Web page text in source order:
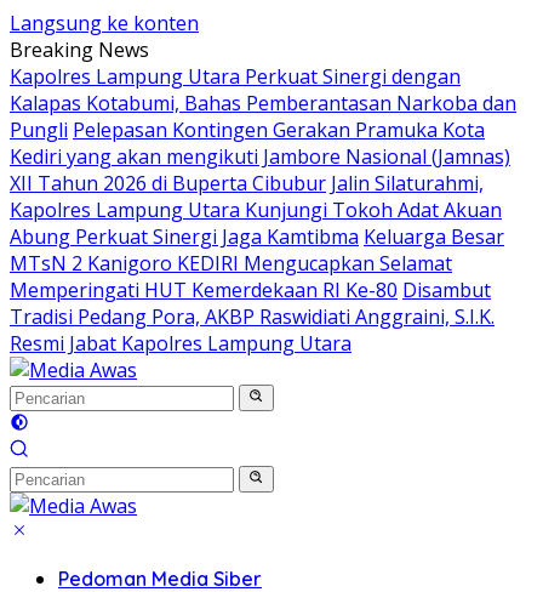
Langsung ke konten
Breaking News
Kapolres Lampung Utara Perkuat Sinergi dengan
Kalapas Kotabumi, Bahas Pemberantasan Narkoba dan
Pungli Pelepasan Kontingen Gerakan Pramuka Kota
Kediri yang akan mengikuti Jambore Nasional (Jamnas)
XII Tahun 2026 di Buperta Cibubur Jalin Silaturahmi,
Kapolres Lampung Utara Kunjungi Tokoh Adat Akuan
Abung Perkuat Sinergi Jaga Kamtibma Keluarga Besar
MTsN 2 Kanigoro KEDIRI Mengucapkan Selamat
Memperingati HUT Kemerdekaan RI Ke-80 Disambut
Tradisi Pedang Pora, AKBP Raswidiati Anggraini, S.I.K.
Resmi Jabat Kapolres Lampung Utara
Pedoman Media Siber